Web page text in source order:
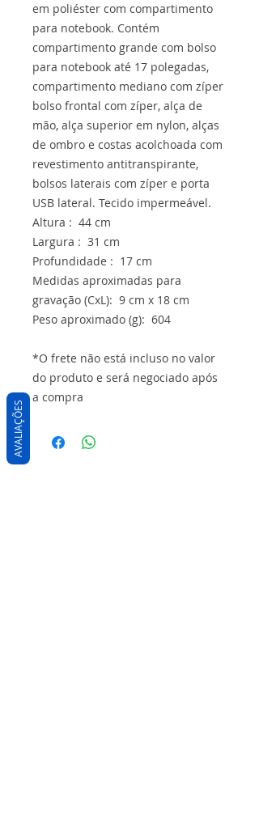
em poliéster com compartimento
para notebook. Contém
compartimento grande com bolso
para notebook até 17 polegadas,
compartimento mediano com zíper
bolso frontal com zíper, alça de
mão, alça superior em nylon, alças
de ombro e costas acolchoada com
revestimento antitranspirante,
bolsos laterais com zíper e porta
USB lateral. Tecido impermeável.
Altura : 44 cm
Largura : 31 cm
Profundidade : 17 cm
Medidas aproximadas para
gravação (CxL): 9 cm x 18 cm
Peso aproximado (g): 604
*O frete não está incluso no valor
do produto e será negociado após
a compra
AVALIAÇÕES